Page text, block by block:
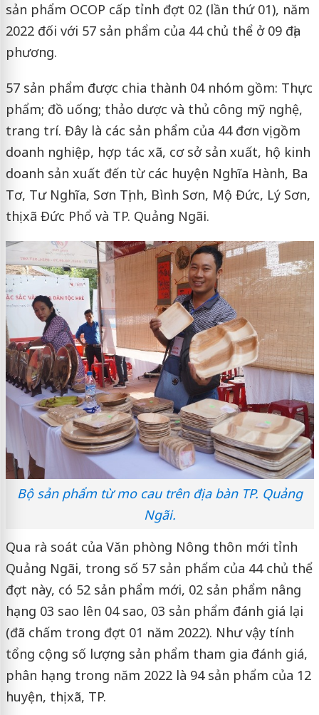
sản phẩm OCOP cấp tỉnh đợt 02 (lần thứ 01), năm
2022 đối với 57 sản phẩm của 44 chủ thể ở 09 địa
phương.
57 sản phẩm được chia thành 04 nhóm gồm: Thực
phẩm; đồ uống; thảo dược và thủ công mỹ nghệ,
trang trí. Đây là các sản phẩm của 44 đơn vị gồm
doanh nghiệp, hợp tác xã, cơ sở sản xuất, hộ kinh
doanh sản xuất đến từ các huyện Nghĩa Hành, Ba
Tơ, Tư Nghĩa, Sơn Tịnh, Bình Sơn, Mộ Đức, Lý Sơn,
thị xã Đức Phổ và TP. Quảng Ngãi.
Bộ sản phẩm từ mo cau trên địa bàn TP. Quảng
Ngãi.
Qua rà soát của Văn phòng Nông thôn mới tỉnh
Quảng Ngãi, trong số 57 sản phẩm của 44 chủ thể
đợt này, có 52 sản phẩm mới, 02 sản phẩm nâng
hạng 03 sao lên 04 sao, 03 sản phẩm đánh giá lại
(đã chấm trong đợt 01 năm 2022). Như vậy tính
tổng cộng số lượng sản phẩm tham gia đánh giá,
phân hạng trong năm 2022 là 94 sản phẩm của 12
huyện, thị xã, TP.